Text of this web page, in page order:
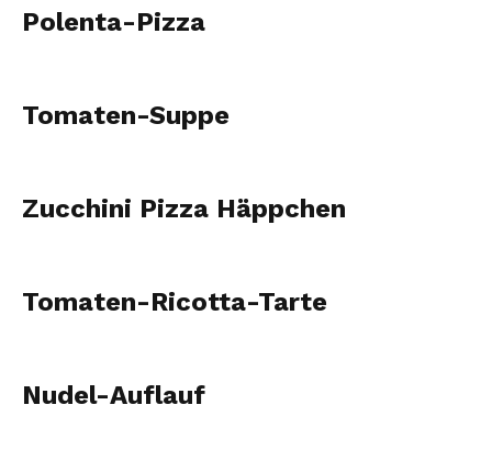
Polenta-Pizza
Tomaten-Suppe
Zucchini Pizza Häppchen
Tomaten-Ricotta-Tarte
Nudel-Auflauf